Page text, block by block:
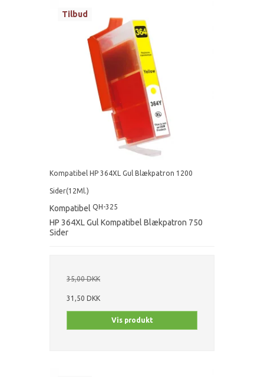
Tilbud
Kompatibel HP 364XL Gul Blækpatron 1200
Sider(12Ml.)
Kompatibel QH-325
HP 364XL Gul Kompatibel Blækpatron 750
Sider
35,00 DKK
31,50 DKK
Vis produkt